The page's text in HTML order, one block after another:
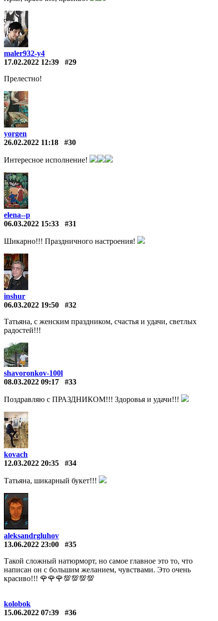
maler932-y4
17.02.2022 12:39
#29
Прелестно!
yorgen
26.02.2022 11:18
#30
Интересное исполнение!
elena--p
06.03.2022 15:33
#31
Шикарно!!! Праздничного настроения!
inshur
06.03.2022 19:50
#32
Татьяна, с женским праздником, счастья и удачи, светлых
радостей!!!
shavoronkov-100l
08.03.2022 09:17
#33
Поздравляю с ПРАЗДНИКОМ!!! Здоровья и удачи!!!
kovach
12.03.2022 20:35
#34
Татьяна, шикарный букет!!!
aleksandrgluhov
13.06.2022 23:00
#35
Такой сложный натюрморт, но самое главное это то, что
написан он с большим желанием, чувствами. Это очень
красиво!!! 🌹🌹🌹💯💯💯💯
kolobok
15.06.2022 07:39
#36